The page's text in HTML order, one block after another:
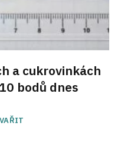
a cukrovinkách
bodů dnes